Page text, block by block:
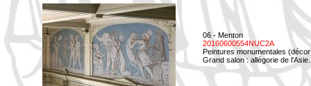
06 - Menton
20160600554NUC2A
Peintures monumentales
Grand salon : allégorie de l'Asie.